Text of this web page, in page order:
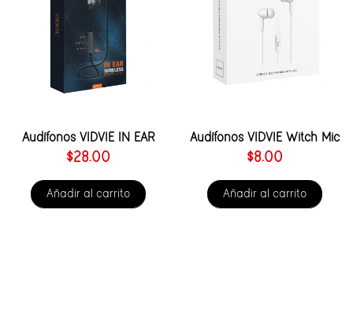
Audífonos VIDVIE IN EAR
$28.00
Añadir al carrito
Audífonos VIDVIE Witch Mic
$8.00
Añadir al carrito